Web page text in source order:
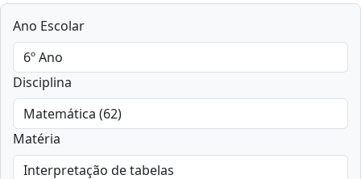
Ano Escolar
Disciplina
Matéria